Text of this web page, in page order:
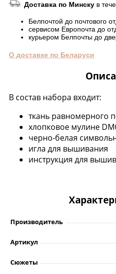
Доставка по Минску в
Белпочтой до почтового
сервисом Европочта до
курьером Белпочты до
О доставке по Беларуси
В состав набора входит:
ткань равномерного
хлопковое мулине
черно-белая
игла для вышивания
инструкция для
Производитель
Артикул
Сюжеты